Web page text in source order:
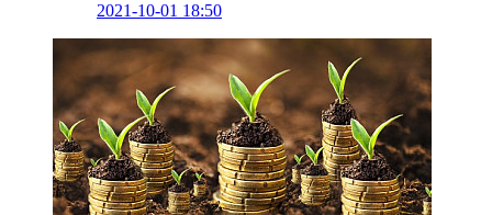
2021-10-01 18:50